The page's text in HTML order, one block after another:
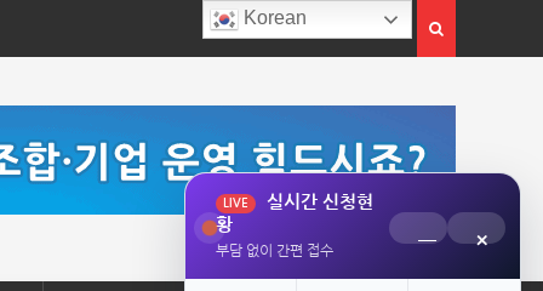
Korean
LIVE
실시간 신청현
황
부담 없이 간편 접수
─ ×